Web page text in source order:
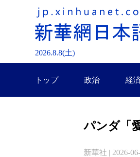
2026.8.8(土)
トップ 政治 経済
パンダ「
新華社 | 2026-